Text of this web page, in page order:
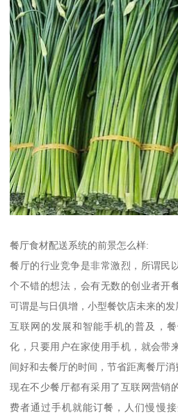
餐厅食材配送系统的前景怎么样:
餐厅的行业竞争是非常激烈，所谓民
个不错的想法，会有无数的创业者开
可谓是与日俱增，小型餐饮店未来的发
互联网的发展和智能手机的普及，
化，只要用户在家使用手机，就会带
间好和去餐厅的时间，节省距离餐厅消
现在不少餐厅都有采用了互联网营销
费者通过手机就能订餐，人们慢慢